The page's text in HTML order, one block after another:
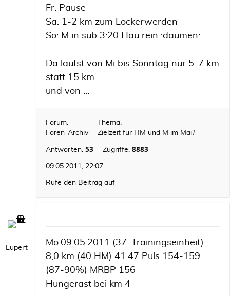
Fr: Pause
Sa: 1-2 km zum Lockerwerden
So: M in sub 3:20 Hau rein :daumen:
Da läufst von Mi bis Sonntag nur 5-7 km
statt 15 km
und von ...
Forum:
Foren-Archiv
Thema:
Zielzeit für HM und M im Mai?
Antworten: 53 Zugriffe: 8883
09.05.2011, 22:07
Rufe den Beitrag auf
Lupert
Mo.09.05.2011 (37. Trainingseinheit)
8,0 km (40 HM) 41:47 Puls 154-159
(87-90%) MRBP 156
Hungerast bei km 4